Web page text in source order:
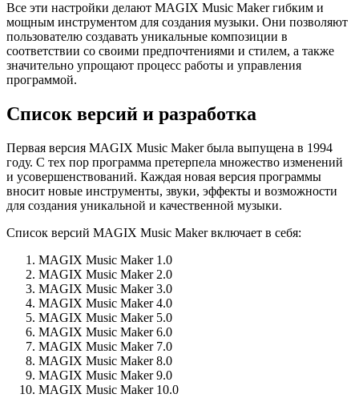
Все эти настройки делают MAGIX Music Maker гибким и
мощным инструментом для создания музыки. Они позволяют
пользователю создавать уникальные композиции в
соответствии со своими предпочтениями и стилем, а также
значительно упрощают процесс работы и управления
программой.
Список версий и разработка
Первая версия MAGIX Music Maker была выпущена в 1994
году. С тех пор программа претерпела множество изменений
и усовершенствований. Каждая новая версия программы
вносит новые инструменты, звуки, эффекты и возможности
для создания уникальной и качественной музыки.
Список версий MAGIX Music Maker включает в себя:
MAGIX Music Maker 1.0
MAGIX Music Maker 2.0
MAGIX Music Maker 3.0
MAGIX Music Maker 4.0
MAGIX Music Maker 5.0
MAGIX Music Maker 6.0
MAGIX Music Maker 7.0
MAGIX Music Maker 8.0
MAGIX Music Maker 9.0
MAGIX Music Maker 10.0